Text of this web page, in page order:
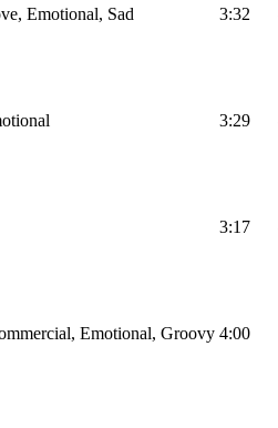
Emotional, Sad 3:32
3:29
3:17
Emotional, Groovy 4:00